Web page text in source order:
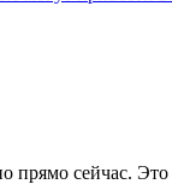
прямо сейчас. Это